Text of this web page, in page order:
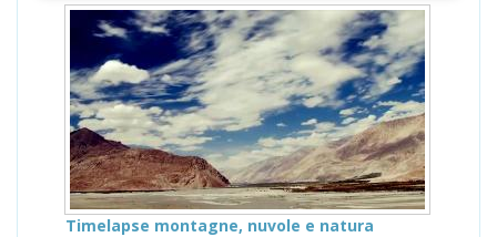
Timelapse montagne, nuvole e natura